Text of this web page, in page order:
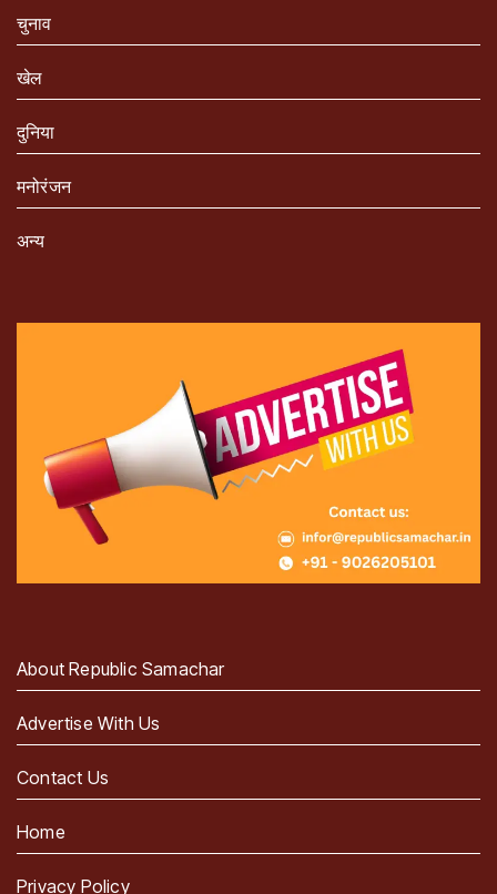
चुनाव
खेल
दुनिया
मनोरंजन
अन्य
About Republic Samachar
Advertise With Us
Contact Us
Home
Privacy Policy